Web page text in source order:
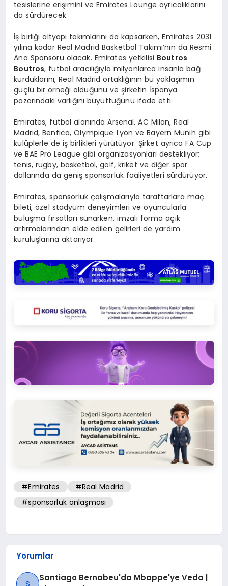
tesislerine erişimini ve Emirates Lounge ayrıcalıklarını
da sürdürecek.
İş birliği altyapı takımlarını da kapsarken, Emirates 2031
yılına kadar Real Madrid Basketbol Takımı’nın da Resmi
Ana Sponsoru olacak. Emirates yetkilisi Boutros
Boutros, futbol aracılığıyla milyonlarca insanla bağ
kurduklarını, Real Madrid ortaklığının bu yaklaşımın
güçlü bir örneği olduğunu ve şirketin İspanya
pazarındaki varlığını büyüttüğünü ifade etti.
Emirates, futbol alanında Arsenal, AC Milan, Real
Madrid, Benfica, Olympique Lyon ve Bayern Münih gibi
kulüplerle de iş birlikleri yürütüyor. Şirket ayrıca FA Cup
ve BAE Pro League gibi organizasyonları destekliyor;
tenis, rugby, basketbol, golf, kriket ve diğer spor
dallarında da geniş sponsorluk faaliyetleri sürdürüyor.
Emirates, sponsorluk çalışmalarıyla taraftarlara maç
bileti, özel stadyum deneyimleri ve oyuncularla
buluşma fırsatları sunarken, imzalı forma açık
artırmalarından elde edilen gelirleri de yardım
kuruluşlarına aktarıyor.
#Emirates
#Real Madrid
#sponsorluk anlaşması
Yorumlar
S
Santiago Bernabeu'da Mbappe'ye Veda |